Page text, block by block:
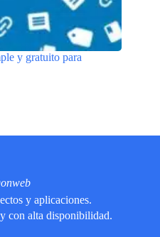
y gratuito para
y aplicaciones.
con alta disponibilidad.